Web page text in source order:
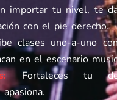
importar tu nivel, te
con el pie derecho.
clases uno-a-uno
en el escenario
Fortaleces tu